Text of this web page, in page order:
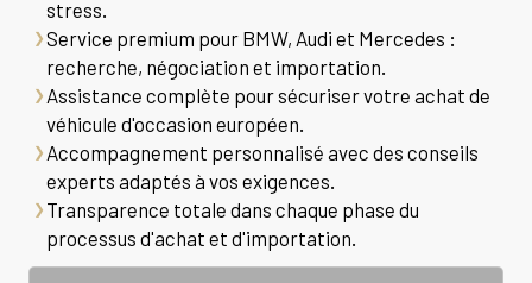
stress.
Service premium pour BMW, Audi et Mercedes :
recherche, négociation et importation.
Assistance complète pour sécuriser votre achat de
véhicule d'occasion européen.
Accompagnement personnalisé avec des conseils
experts adaptés à vos exigences.
Transparence totale dans chaque phase du
processus d'achat et d'importation.